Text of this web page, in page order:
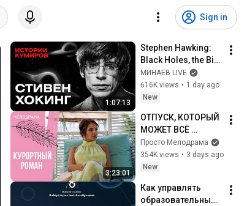
Sign in
1:07:13
Stephen Hawking:
Black Holes, the Big
Bang, and the End of
the Universe / Idol
Stories / MINAEV
МИНАЕВ LIVE
616K views • 1 day ago
New
3:23:01
ОТПУСК, КОТОРЫЙ
МОЖЕТ ВСЁ
ИЗМЕНИТЬ!
Курортный роман.
Все серии
Просто Мелодрама
354K views • 3 days ago
New
Как управлять
образовательным